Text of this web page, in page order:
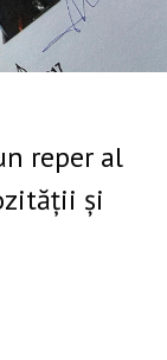
reper al
și